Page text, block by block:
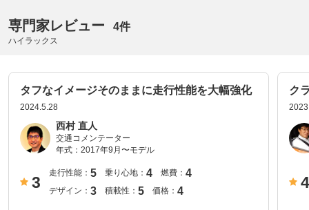
専門家レビュー 4件
ハイラックス
タフなイメージそのままに走行性能を大幅強化
2024.5.28
西村 直人
交通コメンテーター
年式： 2017年9月〜モデル
3
走行性能： 5 乗り心地： 4 燃費： 4
デザイン： 3 積載性： 5 価格： 4
ク